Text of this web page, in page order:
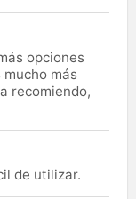
opciones
más
recomiendo,
de utilizar.